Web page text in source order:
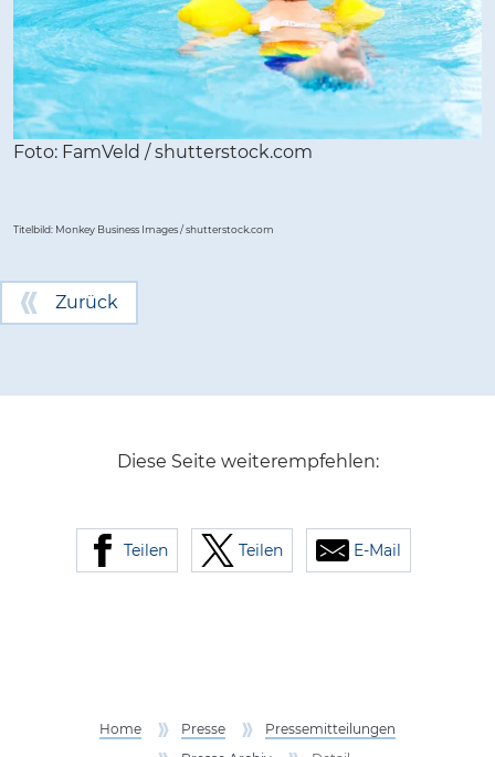
Foto: FamVeld / shutterstock.com
Titelbild: Monkey Business Images / shutterstock.com
Zurück
Diese Seite weiterempfehlen:
Teilen Teilen E-Mail
Home Presse
Pressemitteilungen